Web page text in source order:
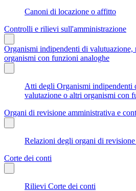
Canoni di locazione o affitto
Controlli e rilievi sull'amministrazione
Organismi indipendenti di
organismi con funzioni analoghe
Atti degli Organismi indipendenti
valutazione o altri organismi con
Organi di revisione amministrativa e
Relazioni degli organi di
Corte dei conti
Rilievi Corte dei conti